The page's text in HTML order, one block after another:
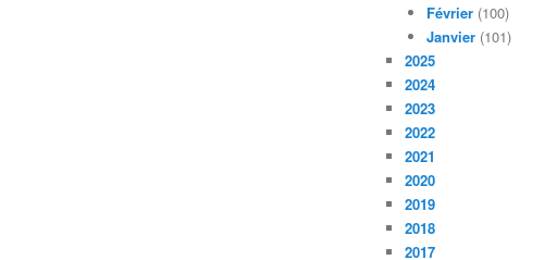
Février (100)
Janvier (101)
2025
2024
2023
2022
2021
2020
2019
2018
2017